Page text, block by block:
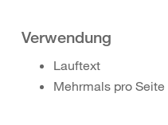
Verwendung
Lauftext
Mehrmals pro